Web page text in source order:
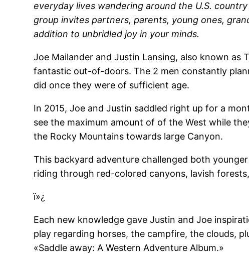
everyday lives wandering around the U.S.
group invites partners, parents, young ones,
addition to unbridled joy in your minds.
Joe Mailander and Justin Lansing, also known
fantastic out-of-doors. The 2 men constantly
did once they were of sufficient age.
In 2015, Joe and Justin saddled right up for a
see the maximum amount of of the West while
the Rocky Mountains towards large Canyon.
This backyard adventure challenged both
riding through red-colored canyons, lavish
ï»¿
Each new knowledge gave Justin and Joe
play regarding horses, the campfire, the clouds,
«Saddle away: A Western Adventure Album.»